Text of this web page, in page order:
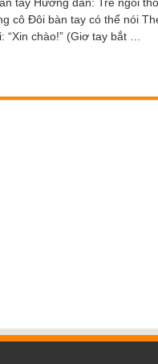
cô Đôi bàn tay có thể nói
“Xin chào!” (Giơ tay bắt …